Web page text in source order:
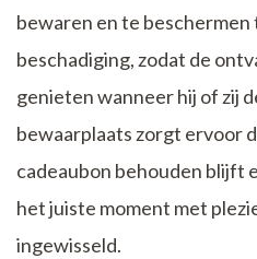
bewaren en te
beschadiging, zodat de
genieten wanneer hij of zij
bewaarplaats zorgt ervoor
cadeaubon behouden blijft
het juiste moment met
ingewisseld.